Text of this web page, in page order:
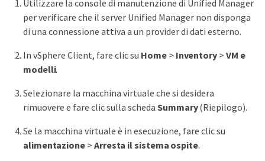
Utilizzare la console di manutenzione di Unified Manager
per verificare che il server Unified Manager non disponga
di una connessione attiva a un provider di dati esterno.
In vSphere Client, fare clic su Home> Inventory> VM e
modelli.
Selezionare la macchina virtuale che si desidera
rimuovere e fare clic sulla scheda Summary(Riepilogo).
Se la macchina virtuale è in esecuzione, fare clic su
alimentazione> Arresta il sistema ospite.